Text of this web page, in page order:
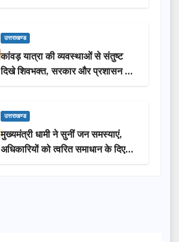
लोगों की भागीदारी…
उत्तराखण्ड
कांवड़ यात्रा की व्यवस्थाओं से संतुष्ट
दिखे शिवभक्त, सरकार और प्रशासन की
सराहना…
उत्तराखण्ड
मुख्यमंत्री धामी ने सुनीं जन समस्याएं,
अधिकारियों को त्वरित समाधान के दिए
निर्देश